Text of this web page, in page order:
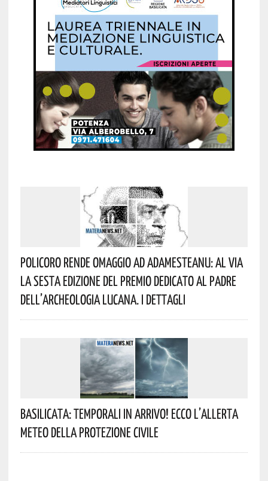
Policoro Rende Omaggio Ad Adamesteanu: Al Via
La Sesta Edizione Del Premio Dedicato Al Padre
Dell’archeologia Lucana. I Dettagli
Basilicata: Temporali In Arrivo! Ecco L’allerta
Meteo Della Protezione Civile